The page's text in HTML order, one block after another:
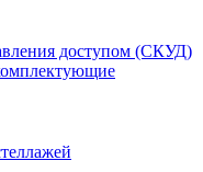
доступом (СКУД)